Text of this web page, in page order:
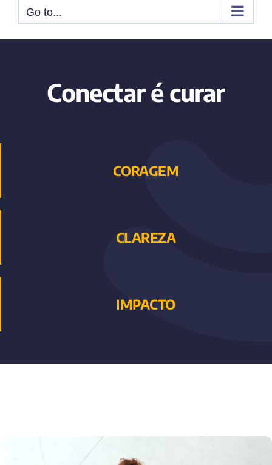
Go to...
Conectar é curar
CORAGEM
CLAREZA
IMPACTO